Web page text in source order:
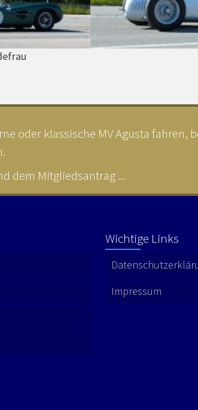
oder klassische MV Agusta fahren,
dem Mitgliedsantrag ...
Wichtige Links
Impressum